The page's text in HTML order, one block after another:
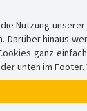
Nutzung
Darüber hinaus
ganz
unten im